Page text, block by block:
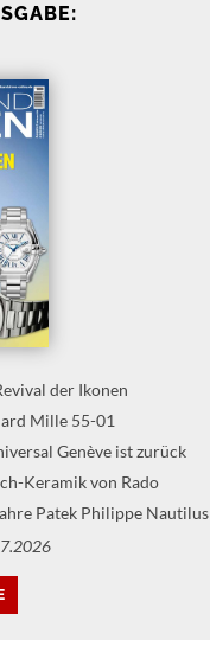
der Ikonen
Mille 55-01
Genève ist zurück
Keramik von Rado
Patek Philippe Nautilus